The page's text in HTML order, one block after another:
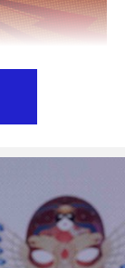
о фейках в
сообщили